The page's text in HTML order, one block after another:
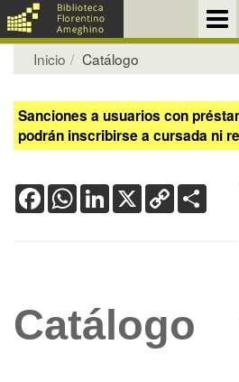
Inicio Catálogo
Sanciones a usuarios con
podrán inscribirse a cursada ni
FacebookWhatsApp
LinkedIn
X Copy
Link
Catálogo